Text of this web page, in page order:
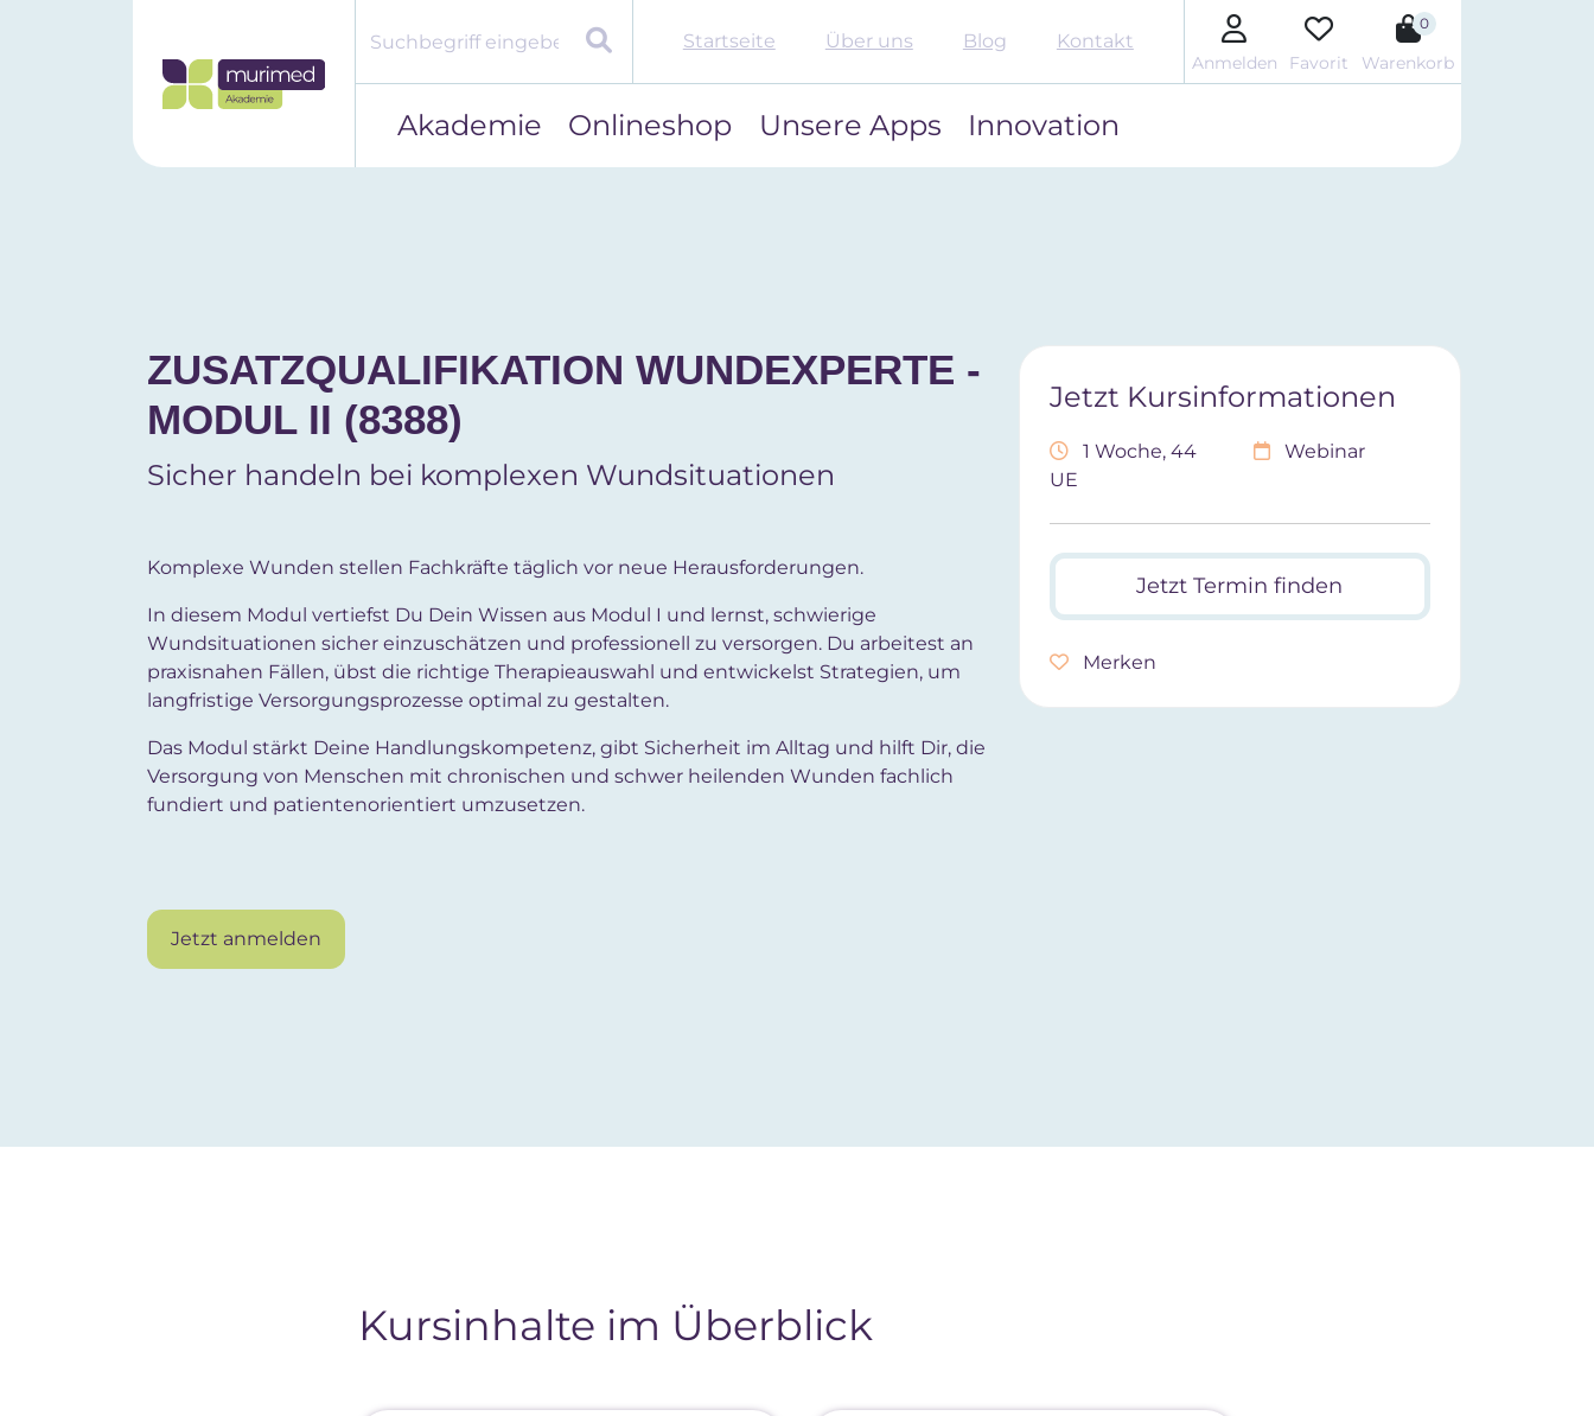
Startseite Über uns Blog Kontakt
Anmelden Favorit
0
Warenkorb
Akademie Onlineshop Unsere Apps Innovation
ZUSATZQUALIFIKATION WUNDEXPERTE -
MODUL II (8388)
Sicher handeln bei komplexen Wundsituationen
Komplexe Wunden stellen Fachkräfte täglich vor neue Herausforderungen.
In diesem Modul vertiefst Du Dein Wissen aus Modul I und lernst, schwierige
Wundsituationen sicher einzuschätzen und professionell zu versorgen. Du arbeitest an
praxisnahen Fällen, übst die richtige Therapieauswahl und entwickelst Strategien, um
langfristige Versorgungsprozesse optimal zu gestalten.
Das Modul stärkt Deine Handlungskompetenz, gibt Sicherheit im Alltag und hilft Dir, die
Versorgung von Menschen mit chronischen und schwer heilenden Wunden fachlich
fundiert und patientenorientiert umzusetzen.
Jetzt anmelden
Jetzt Kursinformationen
1 Woche, 44
UE
Webinar
Jetzt Termin finden
Merken
Kursinhalte im Überblick